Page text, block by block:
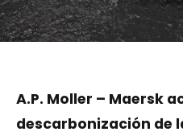
A.P. Moller – Maersk
descarbonización de